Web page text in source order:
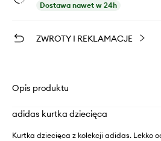
Dostawa nawet w 24h
ZWROTY I REKLAMACJE
Opis produktu
adidas kurtka dziecięca
Kurtka dziecięca z kolekcji adidas. Lekko